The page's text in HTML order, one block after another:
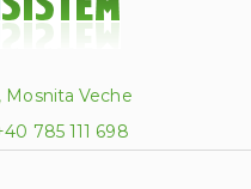
Mosnita Veche
785 111 698